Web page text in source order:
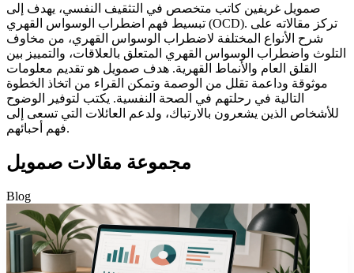
صمويل غريفين كاتب متخصص في التثقيف النفسي، يهدف إلى
تبسيط فهم اضطراب الوسواس القهري (OCD). تركز مقالاته على
شرح الأنواع المختلفة لاضطراب الوسواس القهري، من مخاوف
التلوث واضطراب الوسواس القهري المتعلق بالعلاقات، والتمييز بين
القلق العام والأنماط القهرية. هدف صمويل هو تقديم معلومات
موثوقة وداعمة تقلل من الوصمة وتمكن القراء من اتخاذ الخطوة
التالية في رحلتهم في الصحة النفسية. يكتب لتوفير الوضوح
للأشخاص الذين يشعرون بالارتباك، ولدعم العائلات التي تسعى إلى
فهم أحبائهم.
مجموعة مقالات صمويل
Blog